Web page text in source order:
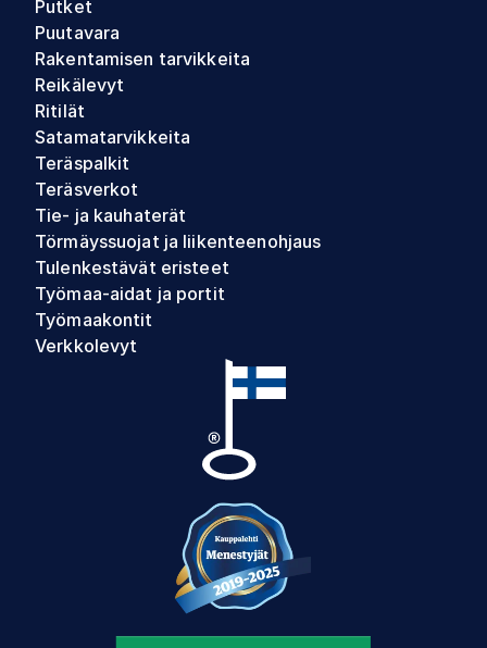
Putket
Puutavara
Rakentamisen tarvikkeita
Reikälevyt
Ritilät
Satamatarvikkeita
Teräspalkit
Teräsverkot
Tie- ja kauhaterät
Törmäyssuojat ja liikenteenohjaus
Tulenkestävät eristeet
Työmaa-aidat ja portit
Työmaakontit
Verkkolevyt